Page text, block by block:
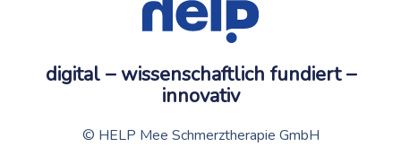
digital – wissenschaftlich fundiert –
innovativ
© HELP Mee Schmerztherapie GmbH